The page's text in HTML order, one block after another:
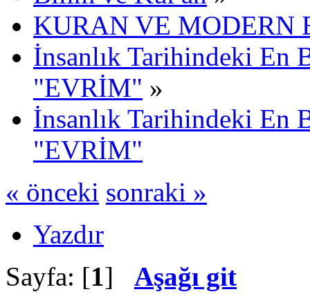
KURAN VE
İnsanlık Tarihindeki
"EVRİM" »
İnsanlık Tarihindeki
"EVRİM"
« önceki sonraki »
Yazdır
Sayfa: [1] Aşağı git